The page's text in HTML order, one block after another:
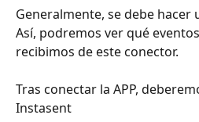
Generalmente, se debe
Así, podremos ver qué
recibimos de este conector.
Tras conectar la APP,
Instasent